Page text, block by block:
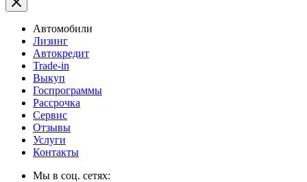
Автомобили
Лизинг
Автокредит
Trade-in
Выкуп
Госпрограммы
Рассрочка
Сервис
Отзывы
Услуги
Контакты
Мы в соц. сетях: